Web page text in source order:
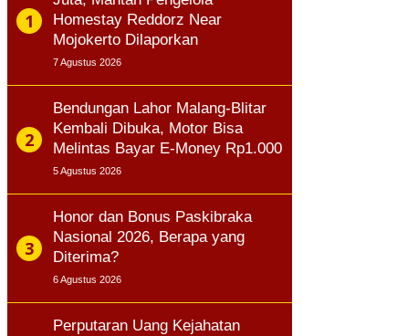
Homestay Reddorz Near
Mojokerto Dilaporkan
7 Agustus 2026
Bendungan Lahor Malang-Blitar
Kembali Dibuka, Motor Bisa
Melintas Bayar E-Money Rp1.000
5 Agustus 2026
Honor dan Bonus Paskibraka
Nasional 2026, Berapa yang
Diterima?
6 Agustus 2026
Perputaran Uang Kejahatan